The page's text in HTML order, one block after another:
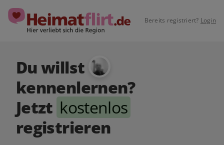
Bereits registriert? Login
Du willst
kennenlernen?
Jetzt kostenlos
registrieren